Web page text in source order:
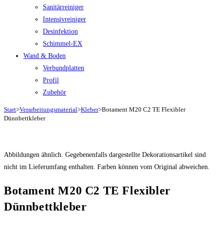
Sanitärreiniger
Intensivreiniger
Desinfektion
Schimmel-EX
Wand & Boden
Verbundplatten
Profil
Zubehör
Start>Verarbeitungsmaterial>Kleber>Botament M20 C2 TE Flexibler
Dünnbettkleber
Abbildungen ähnlich. Gegebenenfalls dargestellte Dekorationsartikel sind
nicht im Lieferumfang enthalten. Farben können vom Original abweichen.
Botament M20 C2 TE Flexibler
Dünnbettkleber